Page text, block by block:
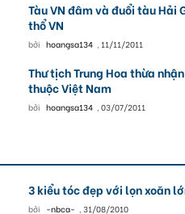
Tàu VN đâm và đuổi tàu Hải
thổ VN
bởi hoangsa134 , 11/11/2011
Thư tịch Trung Hoa thừa
thuộc Việt Nam
bởi hoangsa134 , 03/07/2011
3 kiểu tóc đẹp với lọn xoăn
bởi -nbca- , 31/08/2010